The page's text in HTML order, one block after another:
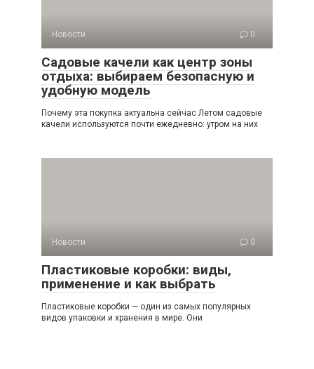
Новости 0
Садовые качели как центр зоны
отдыха: выбираем безопасную и
удобную модель
Почему эта покупка актуальна сейчас Летом садовые
качели используются почти ежедневно: утром на них
Новости 0
Пластиковые коробки: виды,
применение и как выбрать
Пластиковые коробки — один из самых популярных
видов упаковки и хранения в мире. Они